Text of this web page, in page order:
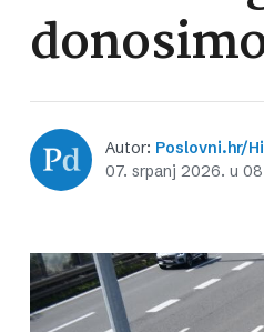
Autor: Poslovni.hr/
07. srpanj 2026. u